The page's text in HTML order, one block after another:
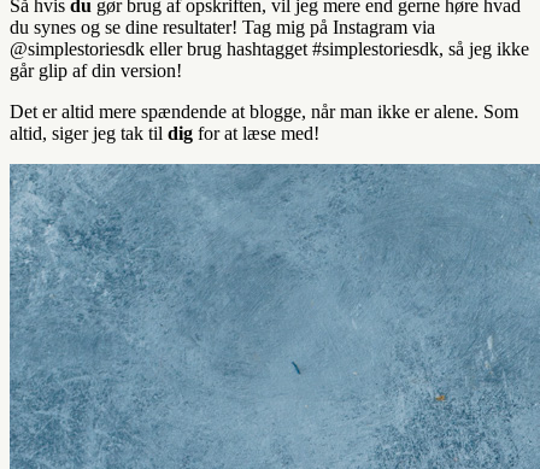
Så hvis du gør brug af opskriften, vil jeg mere end gerne høre hvad
du synes og se dine resultater! Tag mig på Instagram via
@simplestoriesdk eller brug hashtagget #simplestoriesdk, så jeg ikke
går glip af din version!
Det er altid mere spændende at blogge, når man ikke er alene. Som
altid, siger jeg tak til dig for at læse med!